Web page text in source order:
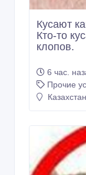
Кусают
Кто-то
клопов.
6 час.
Прочие